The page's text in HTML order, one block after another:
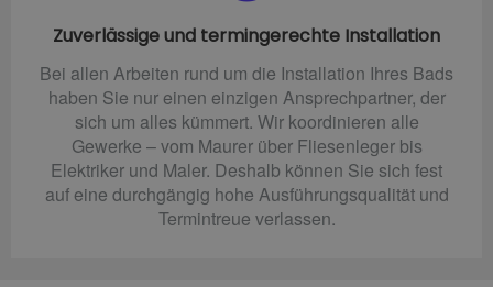
Zuverlässige und termingerechte Installation
Bei allen Arbeiten rund um die Installation Ihres Bads
haben Sie nur einen einzigen Ansprechpartner, der
sich um alles kümmert. Wir koordinieren alle
Gewerke – vom Maurer über Fliesenleger bis
Elektriker und Maler. Deshalb können Sie sich fest
auf eine durchgängig hohe Ausführungsqualität und
Termintreue verlassen.